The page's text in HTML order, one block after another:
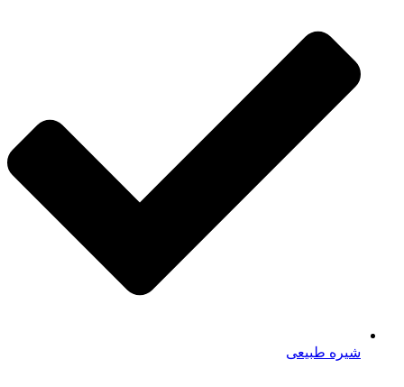
شیره طبیعی